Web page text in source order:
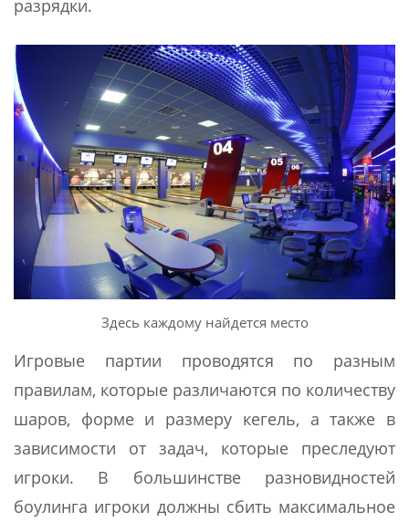
разрядки.
Здесь каждому найдется место
Игровые партии проводятся по разным
правилам, которые различаются по количеству
шаров, форме и размеру кегель, а также в
зависимости от задач, которые преследуют
игроки. В большинстве разновидностей
боулинга игроки должны сбить максимальное